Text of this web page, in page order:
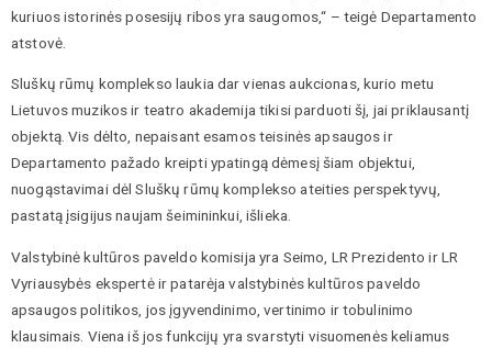
kuriuos istorinės posesijų ribos yra saugomos,“ – teigė Departamento
atstovė.
Sluškų rūmų komplekso laukia dar vienas aukcionas, kurio metu
Lietuvos muzikos ir teatro akademija tikisi parduoti šį, jai priklausantį
objektą. Vis dėlto, nepaisant esamos teisinės apsaugos ir
Departamento pažado kreipti ypatingą dėmesį šiam objektui,
nuogąstavimai dėl Sluškų rūmų komplekso ateities perspektyvų,
pastatą įsigijus naujam šeimininkui, išlieka.
Valstybinė kultūros paveldo komisija yra Seimo, LR Prezidento ir LR
Vyriausybės ekspertė ir patarėja valstybinės kultūros paveldo
apsaugos politikos, jos įgyvendinimo, vertinimo ir tobulinimo
klausimais. Viena iš jos funkcijų yra svarstyti visuomenės keliamus